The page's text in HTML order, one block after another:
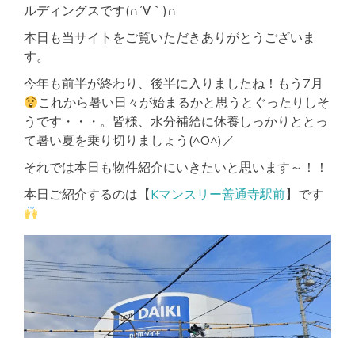
ルディングスです(∩´∀｀)∩
本日も当サイトをご覧いただきありがとうございま
す。
今年も前半が終わり、後半に入りましたね！もう7月
これから暑い日々が始まるかと思うとぐったりしそ
うです・・・。皆様、水分補給に休養しっかりととっ
て暑い夏を乗り切りましょう(^O^)／
それでは本日も物件紹介にいきたいと思います～！！
本日ご紹介するのは【Kマンスリー善通寺駅前】です